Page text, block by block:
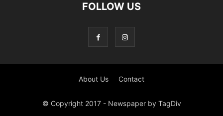
FOLLOW US
About Us Contact
© Copyright 2017 - Newspaper by TagDiv